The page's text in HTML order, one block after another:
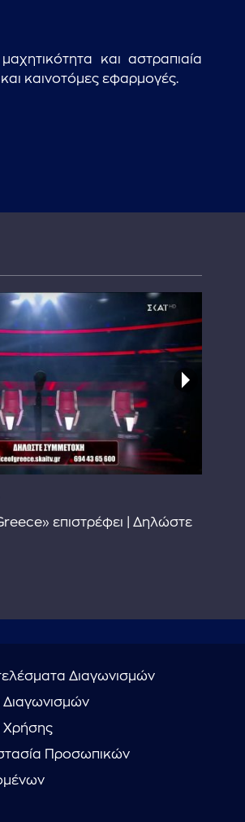
και αστραπιαία
καινοτόμες εφαρμογές.
επιστρέφει | Δηλώστε
Διαγωνισμών
Διαγωνισμών
Χρήσης
Προσωπικών